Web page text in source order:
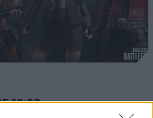
10:00